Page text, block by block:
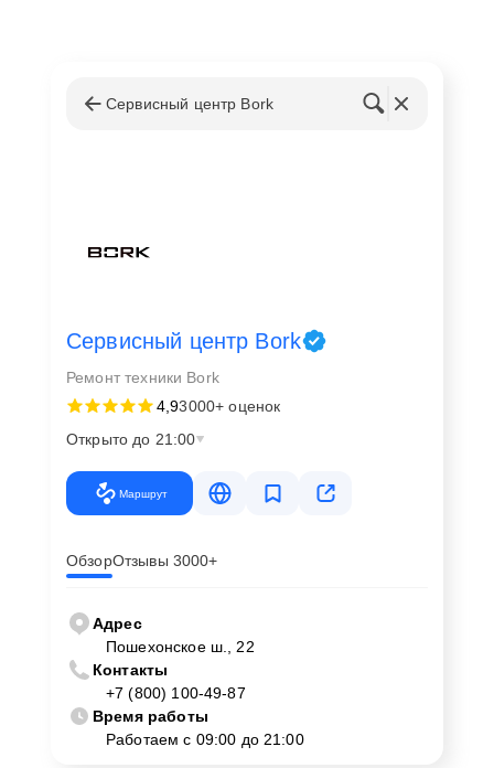
Сервисный центр Bork
Сервисный центр Bork
Ремонт техники Bork
4,93000+ оценок
Открыто до 21:00
Маршрут
ОбзорОтзывы 3000+
Адрес
Пошехонское ш., 22
Контакты
+7 (800) 100-49-87
Время работы
Работаем с 09:00 до 21:00